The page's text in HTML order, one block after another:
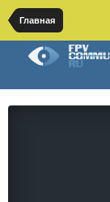
Главная